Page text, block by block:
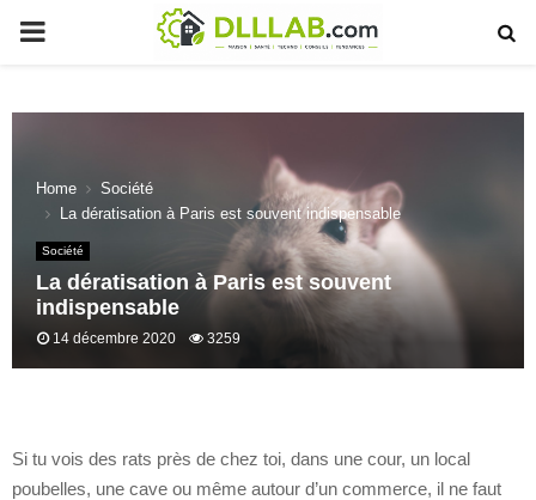
PRIMARY
Home
Société
La dératisation à Paris est souvent indispensable
Société
La dératisation à Paris est souvent
indispensable
14 décembre 2020 3259
Si tu vois des rats près de chez toi, dans une cour, un local
poubelles, une cave ou même autour d’un commerce, il ne faut